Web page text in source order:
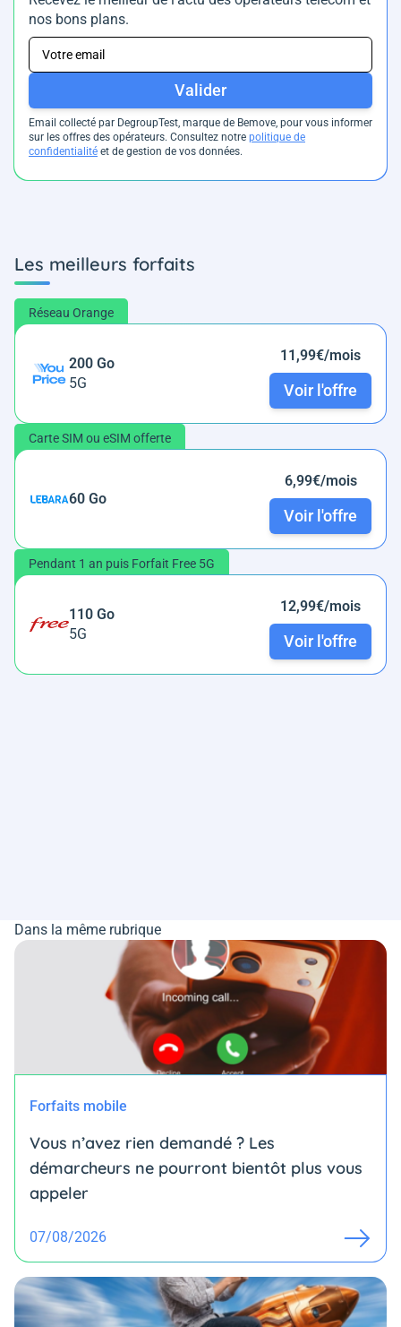
nos bons plans.
Valider
Email collecté par DegroupTest, marque de Bemove, pour vous informer
sur les offres des opérateurs. Consultez notre politique de
confidentialité et de gestion de vos données.
Les meilleurs forfaits
Réseau Orange
200 Go
5G
11,99€/mois
Voir l'offre
Carte SIM ou eSIM offerte
60 Go
6,99€/mois
Voir l'offre
Pendant 1 an puis Forfait Free 5G
110 Go
5G
12,99€/mois
Voir l'offre
Dans la même rubrique
Forfaits mobile
Vous n’avez rien demandé ? Les
démarcheurs ne pourront bientôt plus vous
appeler
07/08/2026